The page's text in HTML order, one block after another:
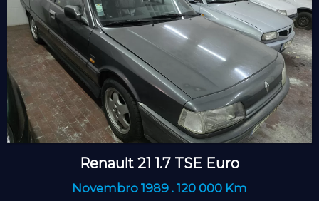
Renault 21 1.7 TSE Euro
Novembro 1989 . 120 000 Km